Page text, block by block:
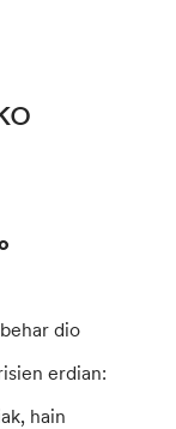
dio
erdian:
hain